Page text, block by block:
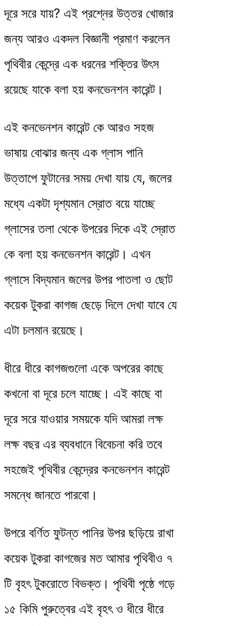
দূরে সরে যায়? এই প্রশ্নের উত্তর খোজার
জন্য আরও একদল বিজ্ঞানী প্রমাণ করলেন
পৃথিবীর কেন্দ্রে এক ধরনের শক্তির উৎস
রয়েছে যাকে বলা হয় কনভেনশন কারেন্ট।
এই কনভেনশন কারেন্ট কে আরও সহজ
ভাষায় বোঝার জন্য এক গ্লাস পানি
উত্তাপে ফুটানের সময় দেখা যায় যে, জলের
মধ্যে একটা দৃশ্যমান স্রোত বয়ে যাচ্ছে
গ্লাসের তলা থেকে উপরের দিকে এই স্রোত
কে বলা হয় কনভেনশন কারেন্ট। এখন
গ্লাসে বিদ্যমান জলের উপর পাতলা ও ছোট
কয়েক টুকরা কাগজ ছেড়ে দিলে দেখা যাবে যে
এটা চলমান রয়েছে।
ধীরে ধীরে কাগজগুলো একে অপরের কাছে
কখনো বা দূরে চলে যাচ্ছে। এই কাছে বা
দূরে সরে যাওয়ার সময়কে যদি আমরা লক্ষ
লক্ষ বছর এর ব্যবধানে বিবেচনা করি তবে
সহজেই পৃথিবীর কেন্দ্রের কনভেনশন কারেন্ট
সমন্ধে জানতে পারবো।
উপরে বর্ণিত ফুটন্ত পানির উপর ছড়িয়ে রাখা
কয়েক টুকরা কাগজের মত আমার পৃথিবীও ৭
টি বৃহৎ টুকরোতে বিভক্ত। পৃথিবী পৃষ্ঠে গড়ে
১৫ কিমি পুরুত্বের এই বৃহৎ ও ধীরে ধীরে